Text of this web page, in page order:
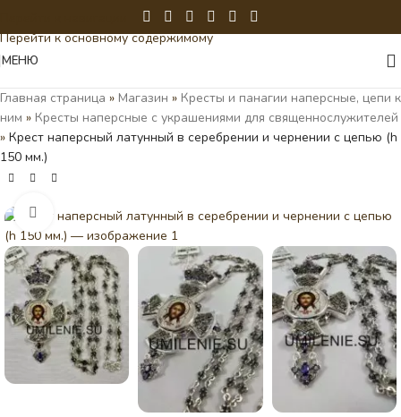
Перейти к основному содержимому
МЕНЮ
Главная страница » Магазин » Кресты и панагии наперсные, цепи к
ним » Кресты наперсные с украшениями для священнослужителей
» Крест наперсный латунный в серебрении и чернении с цепью (h
150 мм.)
Нажмите, чтобы увеличить